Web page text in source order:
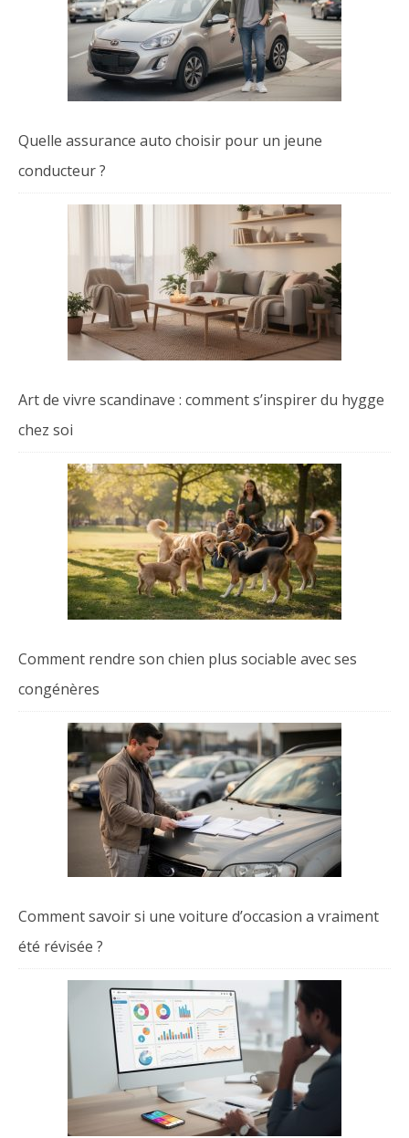
Quelle assurance auto choisir pour un jeune
conducteur ?
Art de vivre scandinave : comment s’inspirer du hygge
chez soi
Comment rendre son chien plus sociable avec ses
congénères
Comment savoir si une voiture d’occasion a vraiment
été révisée ?